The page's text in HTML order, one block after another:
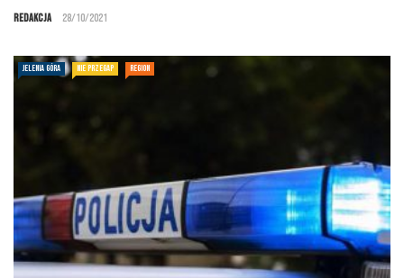
Redakcja 28/10/2021
JELENIA GÓRA NIE PRZEGAP REGION